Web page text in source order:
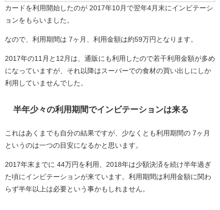
カードを利用開始したのが 2017年10月で翌年4月末にインビテーシ
ョンをもらいました。
なので、利用期間は 7ヶ月、利用金額は約59万円となります。
2017年の11月と12月は、通販にも利用したので若干利用金額が多め
になっていますが、それ以降はスーパーでの食材の買い出しにしか
利用していませんでした。
半年少々の利用期間でインビテーションは来る
これはあくまでも自分の結果ですが、少なくとも利用期間の 7ヶ月
というのは一つの目安になるかと思います。
2017年末までに 44万円を利用、2018年は少額決済を続け半年過ぎ
た頃にインビテーションが来ています。利用期間は利用金額に関わ
らず半年以上は必要という事かもしれません。